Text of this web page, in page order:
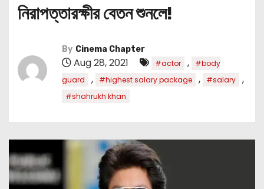
নিরাপত্তারক্ষীর বেতন শুনলে!
By Cinema Chapter
Aug 28, 2021 #actor ,
#body
guard
, #highest salary package , #salary ,
#shahrukh khan